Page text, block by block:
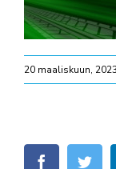
20 maaliskuun, 2023
facebook